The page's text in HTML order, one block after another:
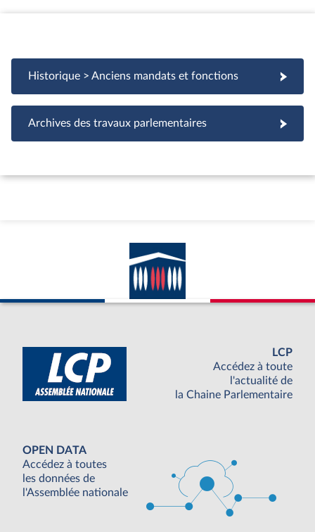
Historique > Anciens mandats et fonctions
Archives des travaux parlementaires
LCP
Accédez à toute
l'actualité de
la Chaine Parlementaire
OPEN DATA
Accédez à toutes
les données de
l'Assemblée nationale